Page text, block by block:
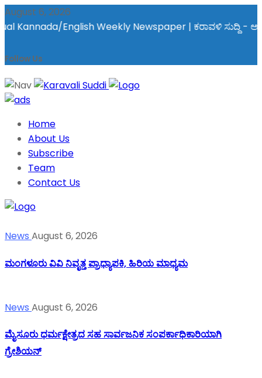
August 6, 2026
English Weekly Newspaper | ಕರಾವಳಿ ಸುದ್ದಿ -
Follow Us
Home
About Us
Subscribe
Team
Contact Us
News August 6, 2026
ಮಂಗಳೂರು ವಿವಿ ನಿವೃತ್ತ ಪ್ರಾಧ್ಯಾಪಕಿ, ಹಿರಿಯ ಮಾಧ್ಯಮ
News August 6, 2026
ಮೈಸೂರು ಧರ್ಮಕ್ಷೇತ್ರದ ಸಹ ಸಾರ್ವಜನಿಕ ಸಂಪರ್ಕಾಧಿಕಾರಿಯಾಗಿ
ಗ್ರೇಶಿಯನ್